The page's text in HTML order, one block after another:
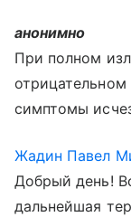
анонимно
При полном
отрицательном
симптомы
Жадин Павел
Добрый день!
дальнейшая